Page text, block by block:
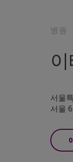
병원
서울
서울